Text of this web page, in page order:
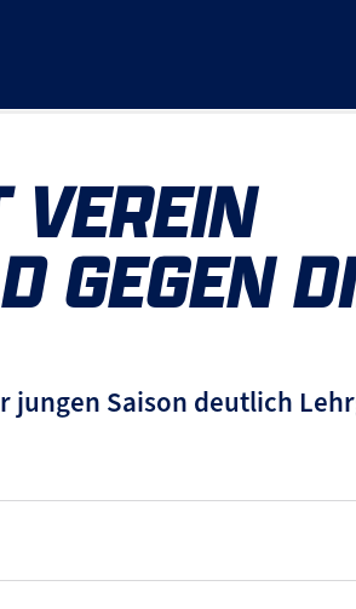
GEGEN
jungen Saison deutlich